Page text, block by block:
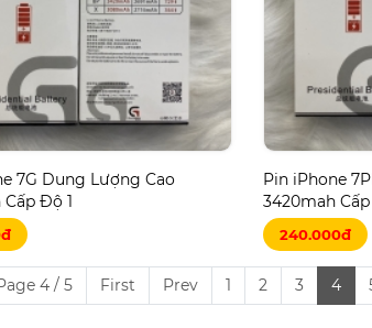
7G Dung Lượng Cao
Độ 1
Pin iPhone
3420mah
240.000đ
4 / 5 First Prev 1 2 3 4